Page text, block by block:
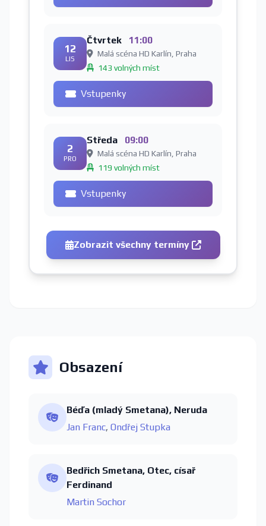
12
LIS
Čtvrtek 11:00
Malá scéna HD Karlín, Praha
143 volných míst
Vstupenky
2
PRO
Středa 09:00
Malá scéna HD Karlín, Praha
119 volných míst
Vstupenky
Zobrazit všechny termíny
Obsazení
Béďa (mladý Smetana), Neruda
Jan Franc, Ondřej Stupka
Bedřich Smetana, Otec, císař
Ferdinand
Martin Sochor